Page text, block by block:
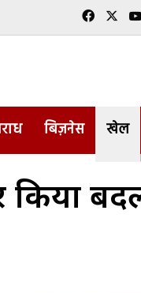
Facebook
बिज़नेस खेल
किया